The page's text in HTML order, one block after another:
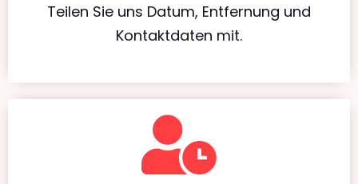
Teilen Sie uns Datum, Entfernung und
Kontaktdaten mit.